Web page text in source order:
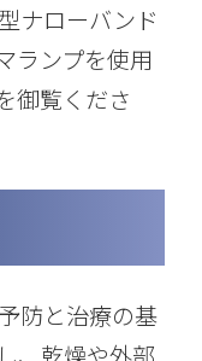
ナローバンド
ランプを使用
御覧くださ
防と治療の基